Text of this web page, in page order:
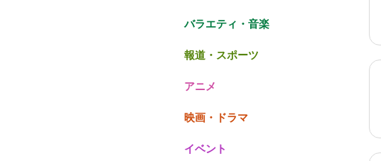
バラエティ・音楽
報道・スポーツ
アニメ
映画・ドラマ
イベント